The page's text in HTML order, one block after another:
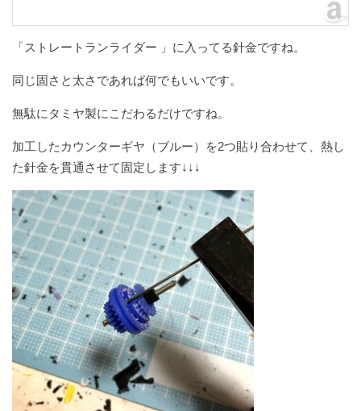
「ストレートランライダー 」に入ってる針金ですね。
同じ固さと太さであれば何でもいいです。
無駄にタミヤ製にこだわるだけですね。
加工したカウンターギヤ（ブルー）を2つ貼り合わせて、熱し
た針金を貫通させて固定します↓↓↓